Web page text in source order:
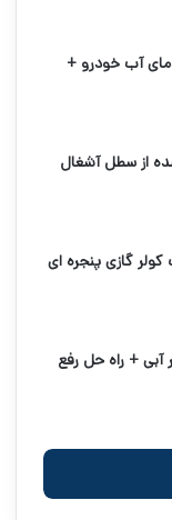
آب خودرو +
از سطل آشغال
گازی پنجره ای